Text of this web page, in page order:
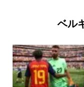
ベル